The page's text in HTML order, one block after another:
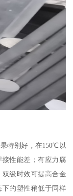
特别好，在150℃以
性能差；有应力腐
级时效可提高合金
的塑性稍低于同样